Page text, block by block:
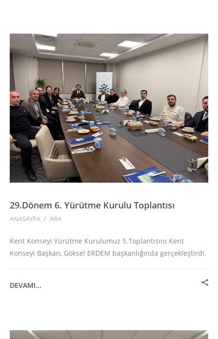
29.Dönem 6. Yürütme Kurulu Toplantısı
ANASAYFA / ARA
Kent Konseyi Yürütme Kurulumuz 5.Toplantısını Kent
Konseyi Başkan, Göksel ERDEM başkanlığında gerçekleştirdi.
DEVAMI...